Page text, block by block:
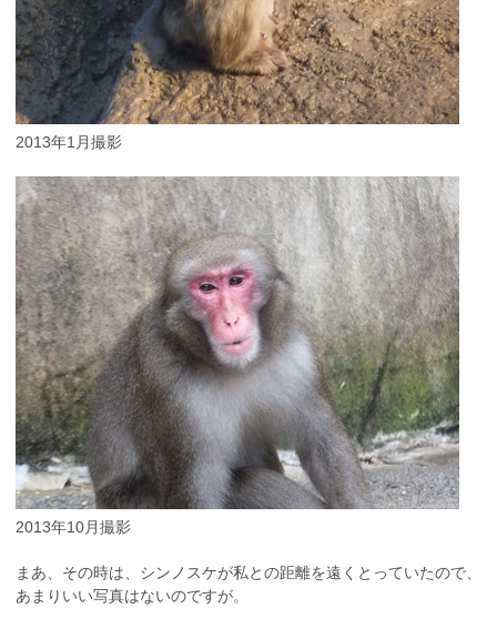
2013年1月撮影
2013年10月撮影
まあ、その時は、シンノスケが私との距離を遠くとっていたので、
あまりいい写真はないのですが。